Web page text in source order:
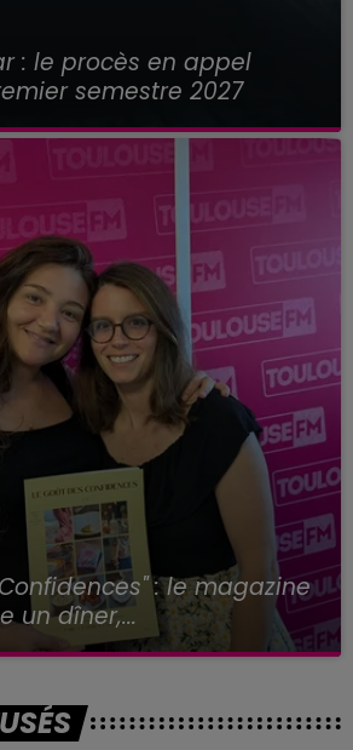
: le procès en appel
semestre 2027
: le magazine
un dîner,...